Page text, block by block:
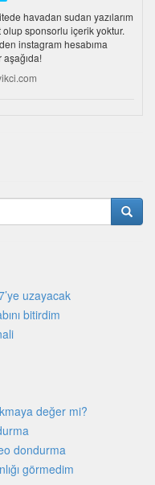
havadan sudan yazılarım
sponsorlu içerik yoktur.
instagram hesabıma
uzayacak
bitirdim
değer mi?
dondurma
görmedim